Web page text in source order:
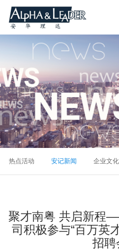
热点活动 安记新闻 企业文化
聚才南粤 共启新程
司积极参与“百万英
招聘